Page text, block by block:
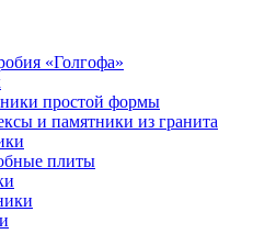
«Голгофа»
простой формы
и памятники из гранита
плиты